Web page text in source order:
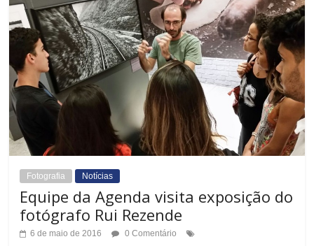
Fotografia Notícias
Equipe da Agenda visita exposição do
fotógrafo Rui Rezende
6 de maio de 2016 0 Comentário